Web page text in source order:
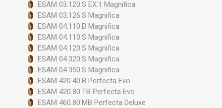
ESAM 03.120.S EX:1 Magnifica
ESAM 03.126.S Magnifica
ESAM 04.110.B Magnifica
ESAM 04.110.S Magnifica
ESAM 04.120.S Magnifica
ESAM 04.320.S Magnifica
ESAM 04.350.S Magnifica
ESAM 420.40.B Perfecta Evo
ESAM 420.80.TB Perfecta Evo
ESAM 460.80.MB Perfecta Deluxe